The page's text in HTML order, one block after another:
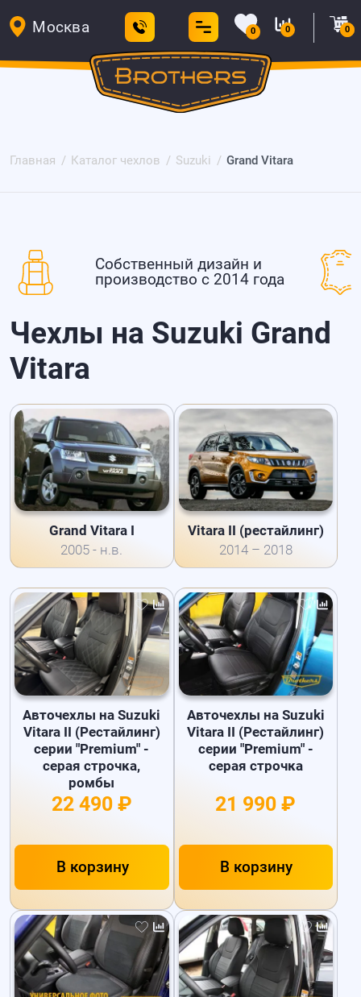
Москва 0 0 0
Главная Каталог чехлов Suzuki Grand Vitara
Собственный дизайн и
производство с 2014 года
Чехлы на Suzuki Grand
Vitara
Grand Vitara I
2005 - н.в.
Vitara II (рестайлинг)
2014 – 2018
Авточехлы на Suzuki
Vitara II (Рестайлинг)
серии "Premium" -
серая строчка,
ромбы
22 490 ₽
В корзину
Авточехлы на Suzuki
Vitara II (Рестайлинг)
серии "Premium" -
серая строчка
21 990 ₽
В корзину